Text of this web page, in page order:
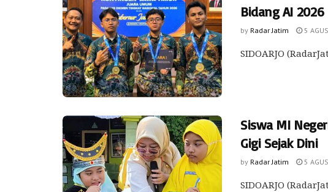
Bidang AI 2026
by Radar Jatim 5
SIDOARJO
Siswa MI
Gigi Sejak Dini
by Radar Jatim 5
SIDOARJO